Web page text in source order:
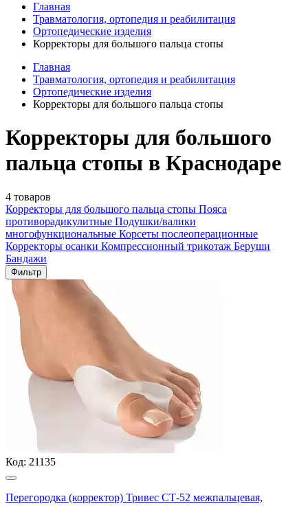
Главная
Травматология, ортопедия и реабилитация
Ортопедические изделия
Корректоры для большого пальца стопы
Главная
Травматология, ортопедия и реабилитация
Ортопедические изделия
Корректоры для большого пальца стопы
Корректоры для большого
пальца стопы в Краснодаре
4 товаров
Корректоры для большого пальца стопы Пояса
противорадикулитные Подушки/валики
многофункциональные Корсеты послеоперационные
Корректоры осанки Компрессионный трикотаж Беруши
Бандажи
Фильтр
Код: 21135
Перегородка (корректор) Тривес СТ-52 межпальцевая,